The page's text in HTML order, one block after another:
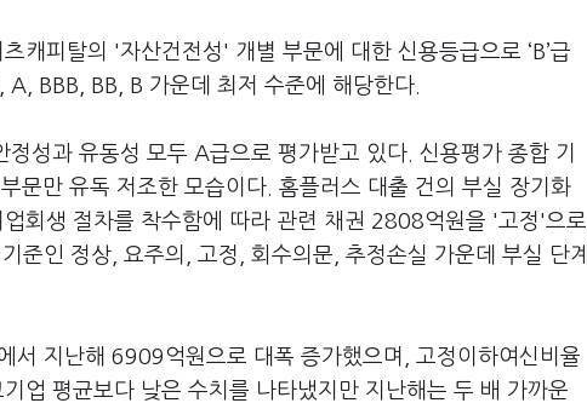
캐피탈의 '자산건전성' 개별 부문에 대한 신용등급으로 ‘B’급
BBB, BB, B 가운데 최저 수준에 해당한다.
성과 유동성 모두 A급으로 평가받고 있다. 신용평가 종합 기
문만 유독 저조한 모습이다. 홈플러스 대출 건의 부실 장기화
회생 절차를 착수함에 따라 관련 채권 2808억원을 '고정'으로
준인 정상, 요주의, 고정, 회수의문, 추정손실 가운데 부실 단계
지난해 6909억원으로 대폭 증가했으며, 고정이하여신비율
평균보다 낮은 수치를 나타냈지만 지난해는 두 배 가까운